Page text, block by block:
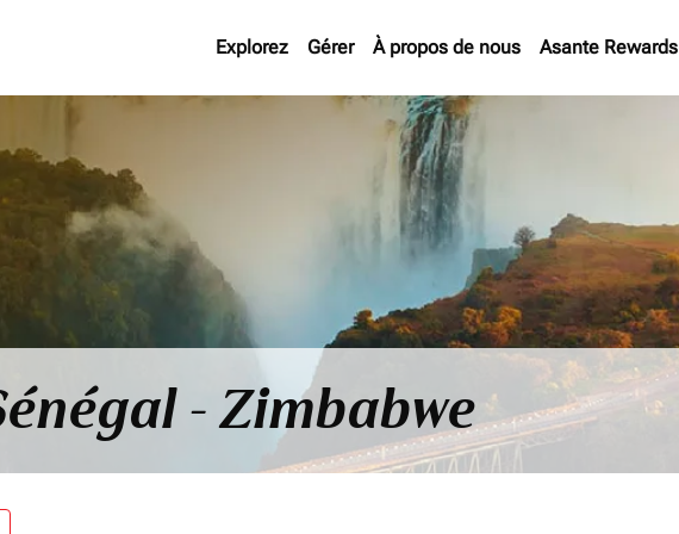
Explorez Gérer À propos de nous Asante Rewards
- Zimbabwe